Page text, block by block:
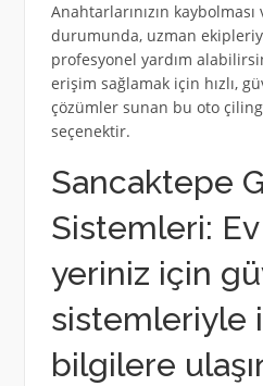
Anahtarlarınızın kaybolması
durumunda, uzman
profesyonel yardım
erişim sağlamak için hızlı,
çözümler sunan bu oto
seçenektir.
Sancaktepe
Sistemleri:
yeriniz için
sistemleriyle
bilgilere